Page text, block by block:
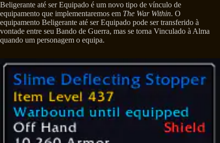
Beligerante até ser Equipado é um novo tipo de vínculo de
equipamento que implementaremos em The War Within. O
equipamento Beligerante até ser Equipado pode ser transferido à
vontade entre seu Bando de Guerra, mas se torna Vinculado à Alma
quando um personagem o equipa.